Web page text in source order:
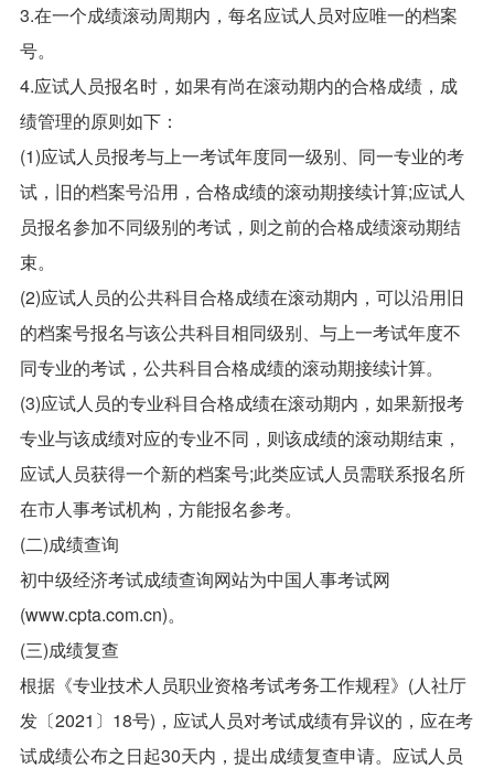
3.在一个成绩滚动周期内，每名应试人员对应唯一的档案
号。
4.应试人员报名时，如果有尚在滚动期内的合格成绩，成
绩管理的原则如下：
(1)应试人员报考与上一考试年度同一级别、同一专业的考
试，旧的档案号沿用，合格成绩的滚动期接续计算;应试人
员报名参加不同级别的考试，则之前的合格成绩滚动期结
束。
(2)应试人员的公共科目合格成绩在滚动期内，可以沿用旧
的档案号报名与该公共科目相同级别、与上一考试年度不
同专业的考试，公共科目合格成绩的滚动期接续计算。
(3)应试人员的专业科目合格成绩在滚动期内，如果新报考
专业与该成绩对应的专业不同，则该成绩的滚动期结束，
应试人员获得一个新的档案号;此类应试人员需联系报名所
在市人事考试机构，方能报名参考。
(二)成绩查询
初中级经济考试成绩查询网站为中国人事考试网
(www.cpta.com.cn)。
(三)成绩复查
根据《专业技术人员职业资格考试考务工作规程》(人社厅
发〔2021〕18号)，应试人员对考试成绩有异议的，应在考
试成绩公布之日起30天内，提出成绩复查申请。应试人员